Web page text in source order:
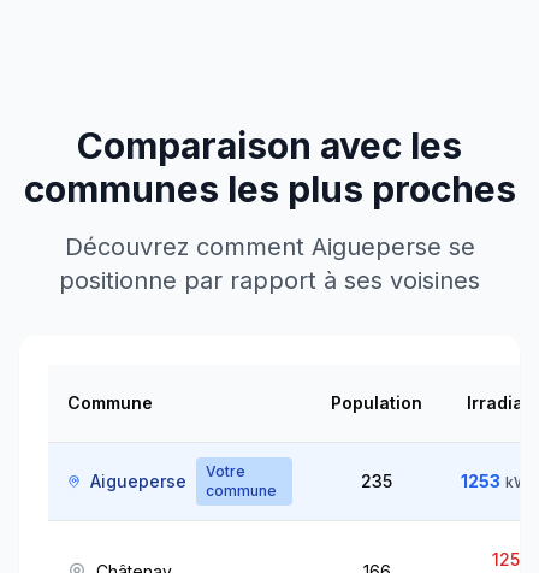
Comparaison avec les
communes les plus proches
Découvrez comment Aigueperse se
positionne par rapport à ses voisines
Commune Population
Aigueperse
Votre
commune
235 1253
1258